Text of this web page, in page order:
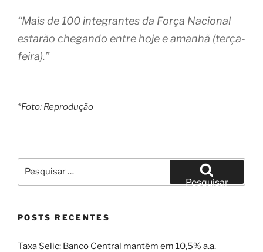
“Mais de 100 integrantes da Força Nacional
estarão chegando entre hoje e amanhã (terça-
feira).”
*Foto: Reprodução
por:
Pesquisar
POSTS RECENTES
Taxa Selic: Banco Central mantém em 10,5% a.a.